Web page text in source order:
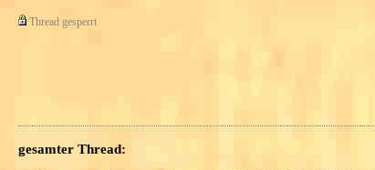
Thread gesperrt
gesamter Thread: